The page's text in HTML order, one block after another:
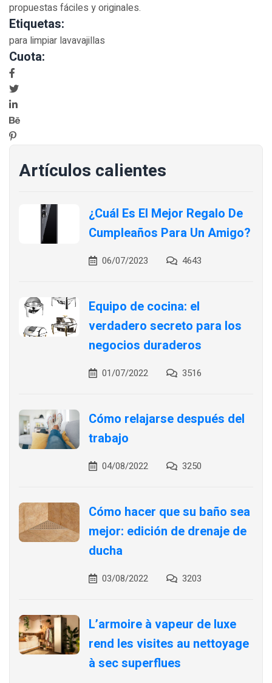
Artículos calientes
¿Cuál Es El Mejor Regalo De
Cumpleaños Para Un Amigo?
06/07/2023 4643
Equipo de cocina: el
verdadero secreto para los
negocios duraderos
01/07/2022 3516
Cómo relajarse después del
trabajo
04/08/2022 3250
Cómo hacer que su baño sea
mejor: edición de drenaje de
ducha
03/08/2022 3203
L’armoire à vapeur de luxe
rend les visites au nettoyage
à sec superflues
propuestas fáciles y originales.
Etiquetas:
para limpiar lavavajillas
Cuota: